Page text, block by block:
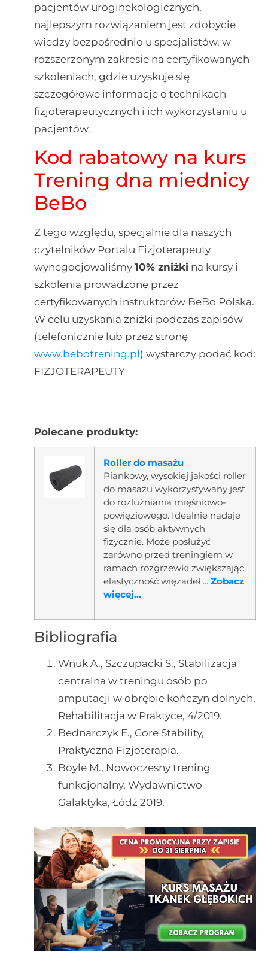
pacjentów uroginekologicznych,
najlepszym rozwiązaniem jest zdobycie
wiedzy bezpośrednio u specjalistów, w
rozszerzonym zakresie na certyfikowanych
szkoleniach, gdzie uzyskuje się
szczegółowe informacje o technikach
fizjoterapeutycznych i ich wykorzystaniu u
pacjentów.
Kod rabatowy na kurs
Trening dna miednicy
BeBo
Z tego względu, specjalnie dla naszych
czytelników Portalu Fizjoterapeuty
wynegocjowaliśmy 10% zniżki na kursy i
szkolenia prowadzone przez
certyfikowanych instruktorów BeBo Polska.
W celu uzyskania zniżki podczas zapisów
(telefonicznie lub przez stronę
www.bebotrening.pl) wystarczy podać kod:
FIZJOTERAPEUTY
Polecane produkty:
Roller do masażu
Piankowy, wysokiej jakości roller
do masażu wykorzystywany jest
do rozluźniania mięśniowo-
powięziowego. Idealnie nadaje
się dla osób aktywnych
fizycznie. Może posłużyć
zarówno przed treningiem w
ramach rozgrzewki zwiększając
elastyczność więzadeł ... Zobacz
więcej...
Bibliografia
Wnuk A., Szczupacki S., Stabilizacja
centralna w treningu osób po
amputacji w obrębie kończyn dolnych,
Rehabilitacja w Praktyce, 4/2019.
Bednarczyk E., Core Stability,
Praktyczna Fizjoterapia.
Boyle M., Nowoczesny trening
funkcjonalny, Wydawnictwo
Galaktyka, Łódź 2019.